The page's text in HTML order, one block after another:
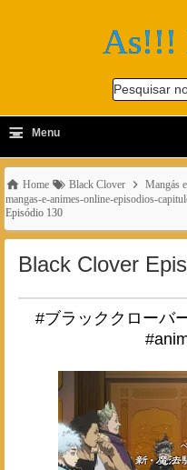
As!!!
Pesquisar
-
≡ Menu
Home Black Clover
Mangás
mangas-e-animes-online-episodios-
Episódio 130
Black Clover
#ブラッククローバ